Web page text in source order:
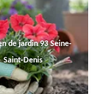
de jardin 93 Seine-
Saint-Denis